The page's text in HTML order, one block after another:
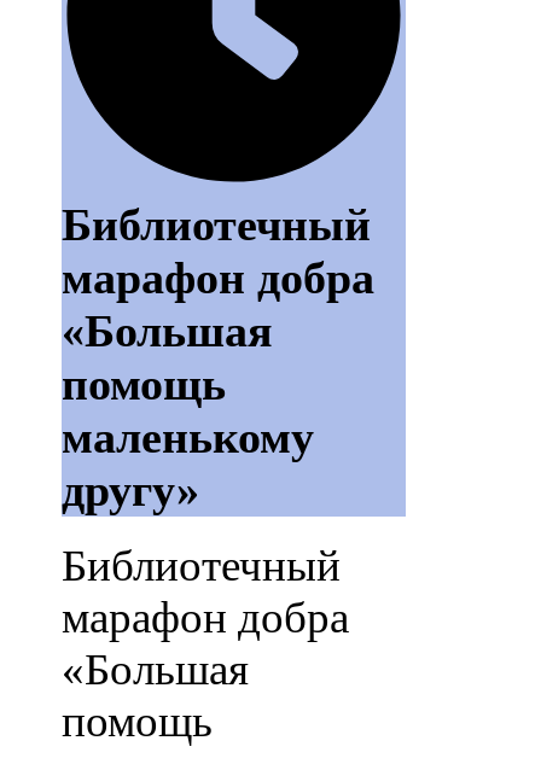
Библиотечный
марафон добра
«Большая
помощь
маленькому
другу»
Библиотечный
марафон добра
«Большая
помощь